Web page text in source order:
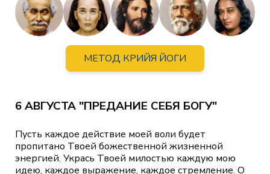
МЕТОД КРИЙЯ ЙОГИ
6 АВГУСТА "ПРЕДАНИЕ СЕБЯ БОГУ"
Пусть каждое действие моей воли будет
пропитано Твоей божественной жизненной
энергией. Укрась Твоей милостью каждую мою
идею, каждое выражение, каждое стремление. О